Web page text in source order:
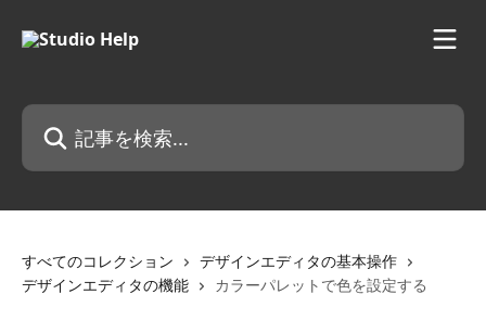
記事を検索...
すべてのコレクション
デザインエディタの基本操作
デザインエディタの機能
カラーパレットで色を設定する